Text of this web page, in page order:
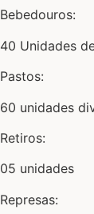
Bebedouros:
40 Unidades
Pastos:
60 unidades
Retiros:
05 unidades
Represas: